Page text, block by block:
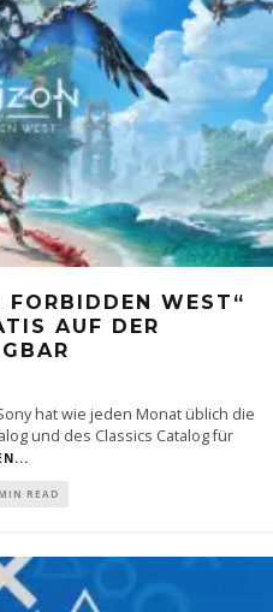
WEST“
AUF DER
hat wie jeden Monat üblich die
und des Classics Catalog für
READ